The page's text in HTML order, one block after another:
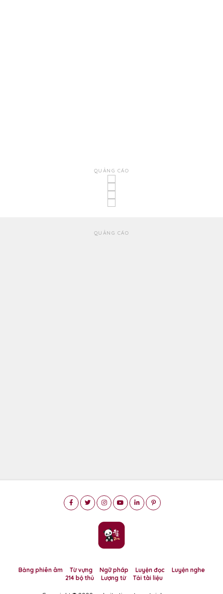
QUẢNG CÁO
QUẢNG CÁO
Bảng phiên âm Từ vựng Ngữ pháp Luyện đọc
Luyện nghe
214 bộ thủ
Lượng từ Tải tài liệu